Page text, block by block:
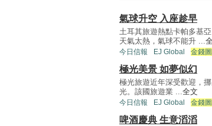
氣球升空 入座趁早
土耳其旅遊熱點卡帕多基
天氣太熱，氣球不能升 ...
今日信報 EJ Global 金錢
極光美景 如夢似幻
極光旅遊近年深受歡迎，
光。該國旅遊業 ...全文
今日信報 EJ Global 金錢
啤酒慶典 生意滔滔